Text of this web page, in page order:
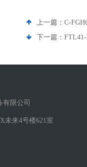
上一篇： C-
下一篇：
限公司
未来4号楼621室